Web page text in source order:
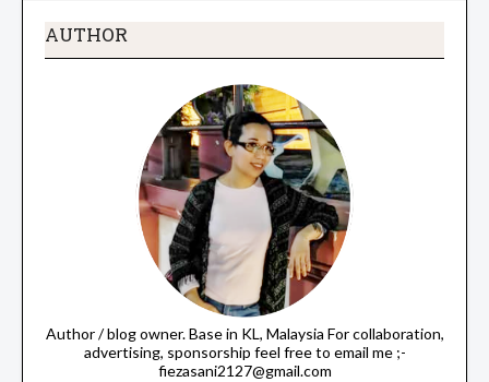
AUTHOR
Author / blog owner. Base in KL, Malaysia For collaboration,
advertising, sponsorship feel free to email me ;-
fiezasani2127@gmail.com